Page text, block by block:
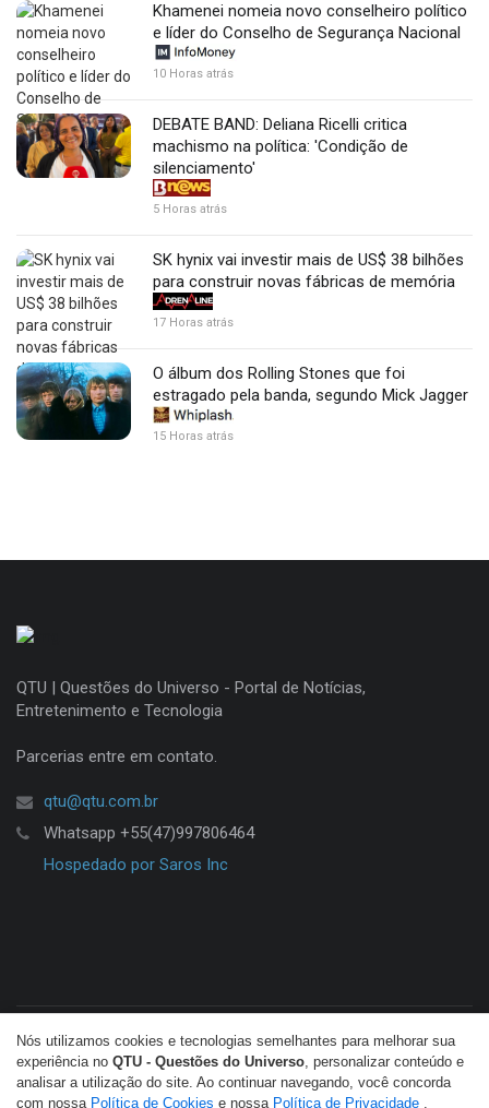
Khamenei nomeia novo conselheiro político
e líder do Conselho de Segurança Nacional
10 Horas atrás
DEBATE BAND: Deliana Ricelli critica
machismo na política: 'Condição de
silenciamento'
5 Horas atrás
SK hynix vai investir mais de US$ 38 bilhões
para construir novas fábricas de memória
17 Horas atrás
O álbum dos Rolling Stones que foi
estragado pela banda, segundo Mick Jagger
15 Horas atrás
Nós utilizamos cookies e tecnologias semelhantes para melhorar sua
experiência no QTU - Questões do Universo, personalizar conteúdo e
analisar a utilização do site. Ao continuar navegando, você concorda
com nossa Política de Cookies e nossa Política de Privacidade .
QTU | Questões do Universo - Portal de Notícias,
Entretenimento e Tecnologia
Parcerias entre em contato.
qtu@qtu.com.br
Whatsapp +55(47)997806464
Hospedado por Saros Inc
© Copyright 2026 QTU. Todos os direitos reservados.